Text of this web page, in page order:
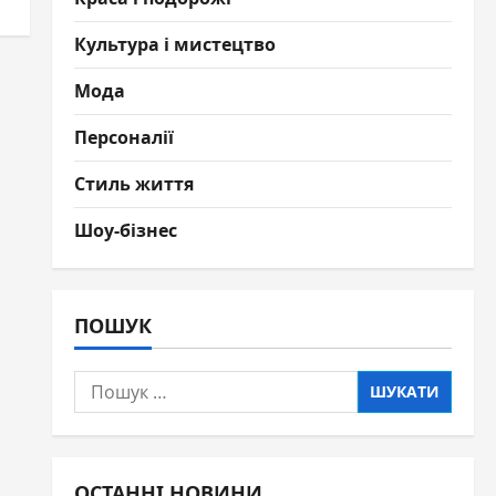
Культура і мистецтво
Мода
Персоналії
Стиль життя
Шоу-бізнес
ПОШУК
Пошук: